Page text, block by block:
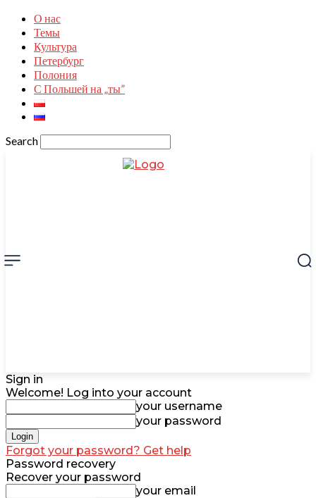
О нас
Темы
Культура
Петербург
Полония
С Польшей на „ты”
Search
Sign in
Welcome! Log into your account
your username
your password
Forgot your password? Get help
Password recovery
Recover your password
your email